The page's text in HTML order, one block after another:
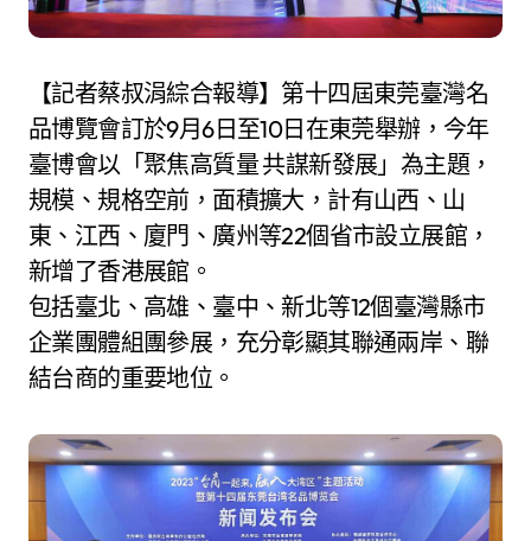
【記者蔡叔涓綜合報導】第十四屆東莞臺灣名
品博覽會訂於9月6日至10日在東莞舉辦，今年
臺博會以「聚焦高質量 共謀新發展」為主題，
規模、規格空前，面積擴大，計有山西、山
東、江西、廈門、廣州等22個省市設立展館，
新增了香港展館。
包括臺北、高雄、臺中、新北等12個臺灣縣市
企業團體組團參展，充分彰顯其聯通兩岸、聯
結台商的重要地位。